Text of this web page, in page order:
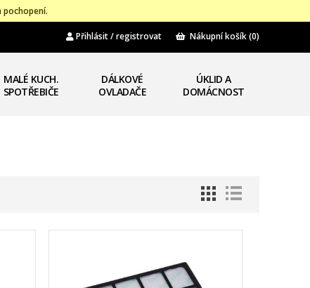
pochopení.
Přihlásit / registrovat Nákupní košík(0)
MALÉ KUCH.
SPOTŘEBIČE
DÁLKOVÉ
OVLADAČE
ÚKLID A
DOMÁCNOST